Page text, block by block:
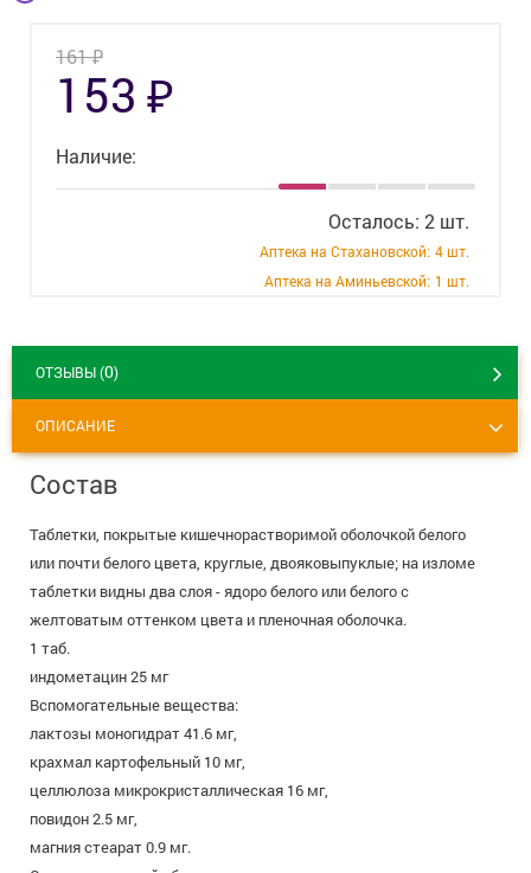
Витамины
Скидки и акции
161₽
153 ₽
Наличие:
Осталось: 2 шт.
Аптека на Стахановской: 4 шт.
Аптека на Аминьевской: 1 шт.
ОТЗЫВЫ (0)
ОПИСАНИЕ
Состав
Таблетки, покрытые кишечнорастворимой оболочкой белого
или почти белого цвета, круглые, двояковыпуклые; на изломе
таблетки видны два слоя - ядоро белого или белого с
желтоватым оттенком цвета и пленочная оболочка.
1 таб.
индометацин 25 мг
Вспомогательные вещества:
лактозы моногидрат 41.6 мг,
крахмал картофельный 10 мг,
целлюлоза микрокристаллическая 16 мг,
повидон 2.5 мг,
магния стеарат 0.9 мг.